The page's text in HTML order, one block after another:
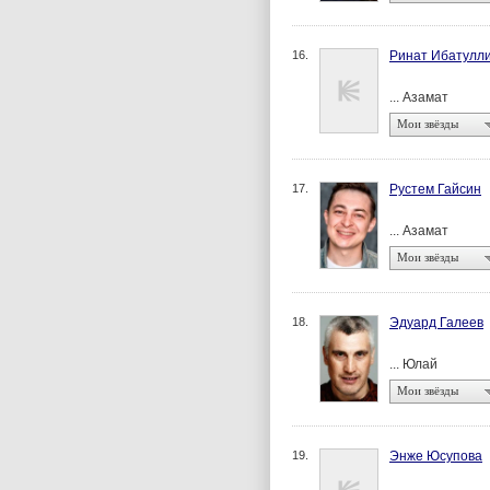
16. Ринат
... Азамат
Мои звёзды
17. Рустем Гайсин
... Азамат
Мои звёзды
18. Эдуард Галеев
... Юлай
Мои звёзды
19. Энже Юсупова